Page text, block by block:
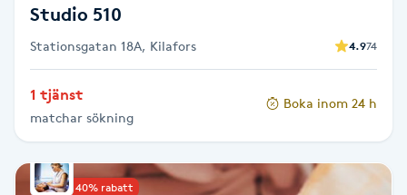
IPL hårborttagning
Studio 510
Stationsgatan 18A, Kilafors 4.974
1 tjänst
matchar sökning
Boka inom 24 h
Upp till 40% rabatt